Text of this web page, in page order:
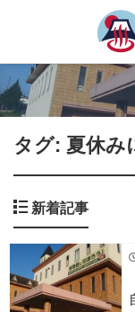
タグ: 夏休み
新着記事